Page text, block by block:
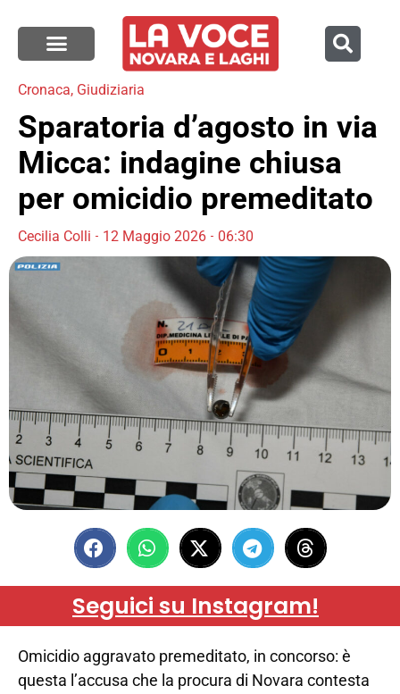
Cronaca, Giudiziaria
Sparatoria d’agosto in via
Micca: indagine chiusa
per omicidio premeditato
Cecilia Colli 12 Maggio 2026 06:30
Seguici su Instagram!
Omicidio aggravato premeditato, in concorso: è
questa l’accusa che la procura di Novara contesta